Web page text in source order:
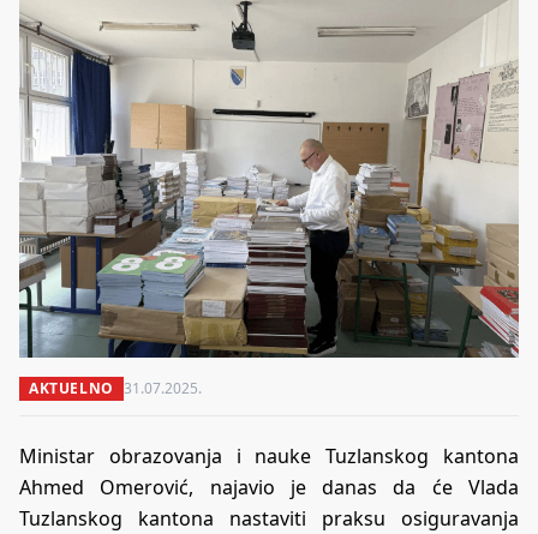
AKTUELNO 31.07.2025.
Ministar obrazovanja i nauke Tuzlanskog kantona
Ahmed Omerović, najavio je danas da će Vlada
Tuzlanskog kantona nastaviti praksu osiguravanja